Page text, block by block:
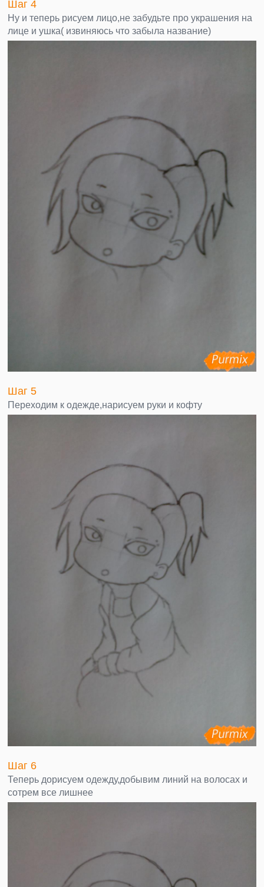
Шаг 4
Ну и теперь рисуем лицо,не забудьте про украшения на
лице и ушка( извиняюсь что забыла название)
Шаг 5
Переходим к одежде,нарисуем руки и кофту
Шаг 6
Теперь дорисуем одежду,добывим линий на волосах и
сотрем все лишнее